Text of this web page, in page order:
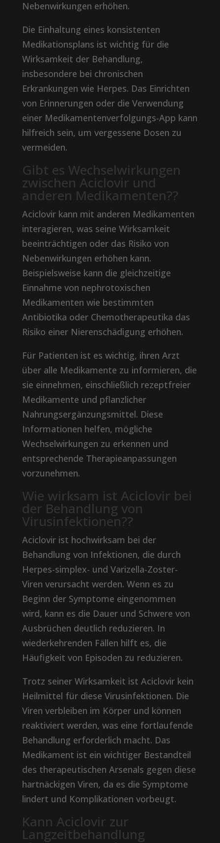
Nebenwirkungen erhöhen.
Die Einhaltung eines konsistenten
Medikationsplans ist wichtig für die
Wirksamkeit der Behandlung,
insbesondere bei chronischen
Erkrankungen wie Herpes. Das Einrichten
von Erinnerungen oder die Verwendung
einer Medikamentenverfolgungs-App kann
hilfreich sein, um vergessene Dosen zu
vermeiden.
Gibt es Wechselwirkungen
zwischen Aciclovir und
anderen Medikamenten??
Aciclovir kann mit anderen Medikamenten
interagieren, was seine Wirksamkeit
beeinträchtigen oder das Risiko von
Nebenwirkungen erhöhen kann.
Beispielsweise kann die gleichzeitige
Einnahme von nephrotoxischen
Medikamenten wie bestimmten
Antibiotika oder Chemotherapeutika das
Risiko einer Nierenschädigung erhöhen.
Für Patienten ist es wichtig, ihren Arzt
über alle Medikamente zu informieren, die
sie einnehmen, einschließlich rezeptfreier
Medikamente und pflanzlicher
Nahrungsergänzungsmittel. Diese
Informationen helfen, mögliche
Wechselwirkungen zu erkennen und
entsprechende Therapieanpassungen
vorzunehmen.
Wie wirksam ist Aciclovir bei
der Behandlung von
Virusinfektionen??
Aciclovir ist hochwirksam bei der
Behandlung von Infektionen, die durch
Herpes-simplex- und Varizella-Zoster-
Viren verursacht werden. Wenn es zu
Beginn der Symptome eingenommen
wird, kann es die Dauer und Schwere von
Ausbrüchen deutlich reduzieren. In
wiederkehrenden Fällen hilft es, die
Häufigkeit von Episoden zu reduzieren.
Trotz seiner Wirksamkeit ist Aciclovir kein
Heilmittel für diese Virusinfektionen. Die
Viren verbleiben im Körper und können
reaktiviert werden, was eine fortlaufende
Behandlung erforderlich macht. Das
Medikament ist ein wichtiger Bestandteil
des therapeutischen Arsenals gegen diese
hartnäckigen Viren, da es die Symptome
lindert und Komplikationen vorbeugt.
Kann Aciclovir zur
Langzeitbehandlung